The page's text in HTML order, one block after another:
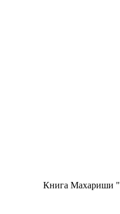
Книга Махариши